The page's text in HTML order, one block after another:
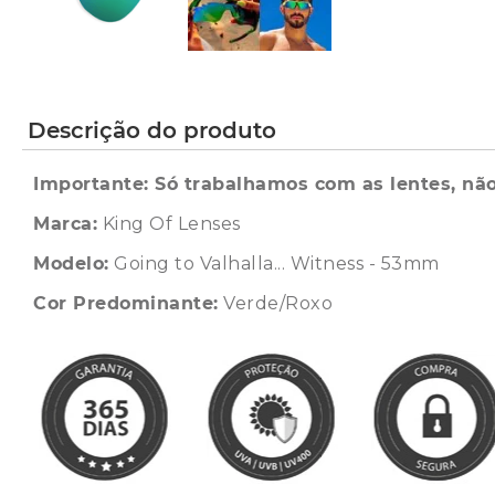
Descrição do produto
Importante: Só trabalhamos com as lentes,
Marca: King Of Lenses
Modelo: Going to Valhalla... Witness - 53mm
Cor Predominante: Verde/Roxo